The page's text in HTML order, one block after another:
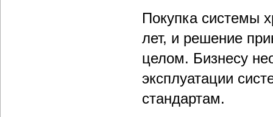
Покупка системы
лет, и решение
целом. Бизнесу
эксплуатации
стандартам.